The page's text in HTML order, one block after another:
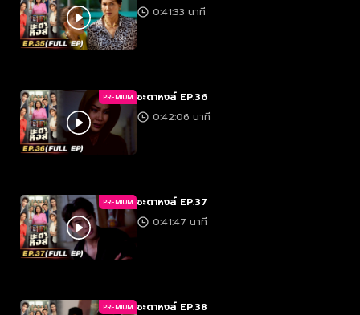
0:41:33 นาที
PREMIUM ชะตาหงส์ EP.36
0:42:06 นาที
PREMIUM ชะตาหงส์ EP.37
0:41:47 นาที
PREMIUM ชะตาหงส์ EP.38